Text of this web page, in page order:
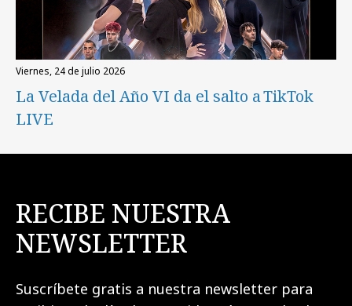
viernes, 24 de julio 2026
La Velada del Año VI da el salto a TikTok
LIVE
RECIBE NUESTRA
NEWSLETTER
Suscríbete gratis a nuestra newsletter para